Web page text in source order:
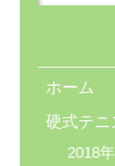
ホーム
硬式テ
2018